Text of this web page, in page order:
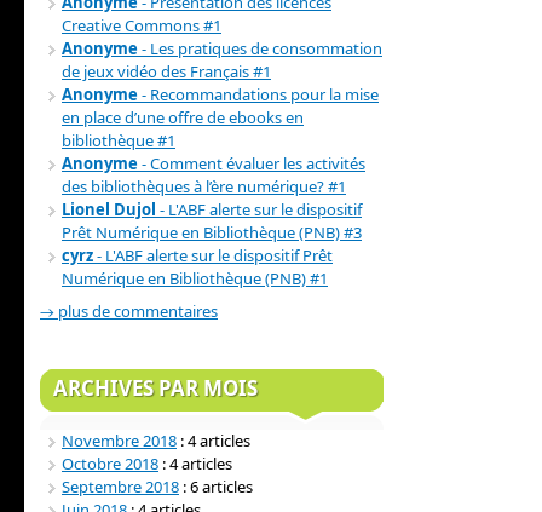
Creative Commons #1
Anonyme- Les pratiques de consommation
de jeux vidéo des Français #1
Anonyme- Recommandations pour la mise
en place d’une offre de ebooks en
bibliothèque #1
Anonyme- Comment évaluer les activités
des bibliothèques à l’ère numérique? #1
Lionel Dujol - L'ABF alerte sur le dispositif
Prêt Numérique en Bibliothèque (PNB) #3
cyrz- L'ABF alerte sur le dispositif Prêt
Numérique en Bibliothèque (PNB) #1
→ plus de commentaires
ARCHIVES PAR MOIS
Novembre 2018 : 4 articles
Octobre 2018 : 4 articles
Septembre 2018 : 6 articles